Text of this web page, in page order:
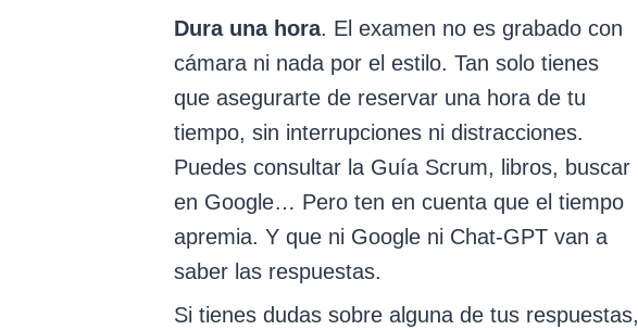
Dura una hora. El examen no es grabado con
cámara ni nada por el estilo. Tan solo tienes
que asegurarte de reservar una hora de tu
tiempo, sin interrupciones ni distracciones.
Puedes consultar la Guía Scrum, libros, buscar
en Google… Pero ten en cuenta que el tiempo
apremia. Y que ni Google ni Chat-GPT van a
saber las respuestas.
Si tienes dudas sobre alguna de tus respuestas,